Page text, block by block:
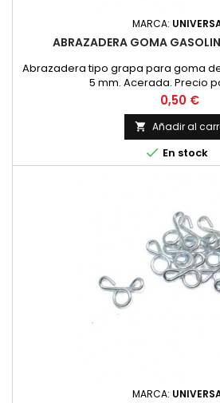
MARCA:
ABRAZADERA GOMA
Abrazadera tipo grapa para goma
5 mm. Acerada. Precio
Precio
0,50 €
 Añadir al
 En stock
MARCA: